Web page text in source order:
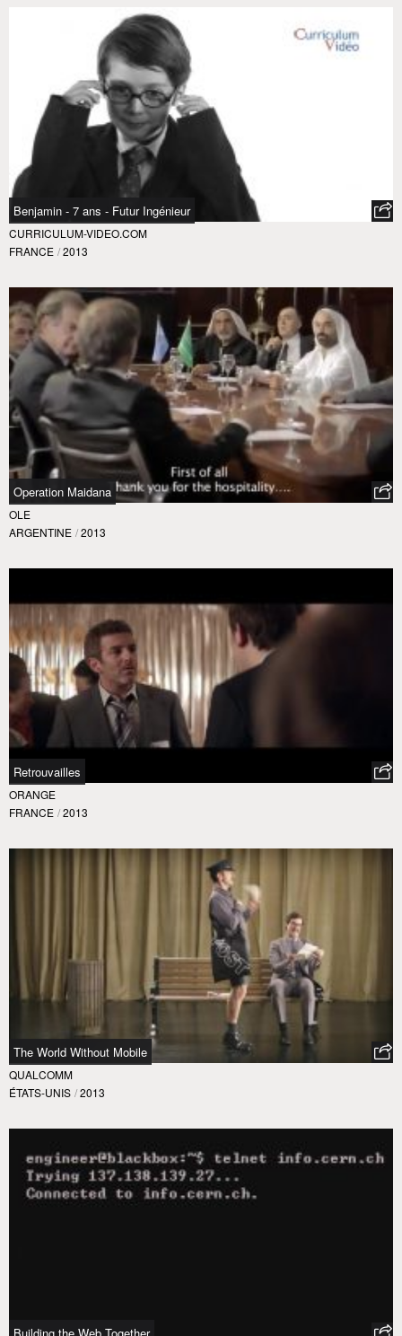
Benjamin - 7 ans - Futur Ingénieur
CURRICULUM-VIDEO.COM
FRANCE / 2013
Operation Maidana
OLE
ARGENTINE / 2013
Retrouvailles
ORANGE
FRANCE / 2013
The World Without Mobile
QUALCOMM
ÉTATS-UNIS / 2013
Building the Web Together